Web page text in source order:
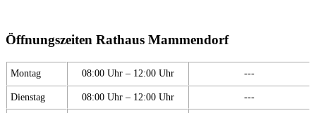
Öffnungszeiten Rathaus Mammendorf
Montag 08:00 Uhr – 12:00 Uhr ---
Dienstag 08:00 Uhr – 12:00 Uhr ---